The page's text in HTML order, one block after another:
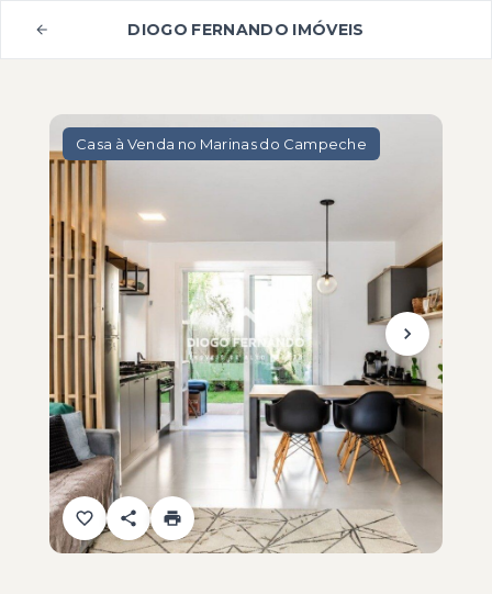
DIOGO FERNANDO IMÓVEIS
Casa à Venda no Marinas do Campeche